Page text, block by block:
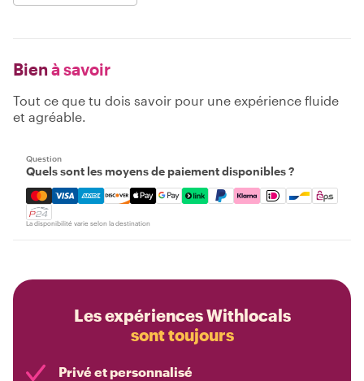
Bien à savoir
Tout ce que tu dois savoir pour une expérience fluide
et agréable.
Question
Quels sont les moyens de paiement disponibles ?
Mastercard, Visa, Amex, Discover, Apple Pay, Google
La disponibilité varie selon la destination
Les expériences Withlocals
sont toujours
Privé et personnalisé